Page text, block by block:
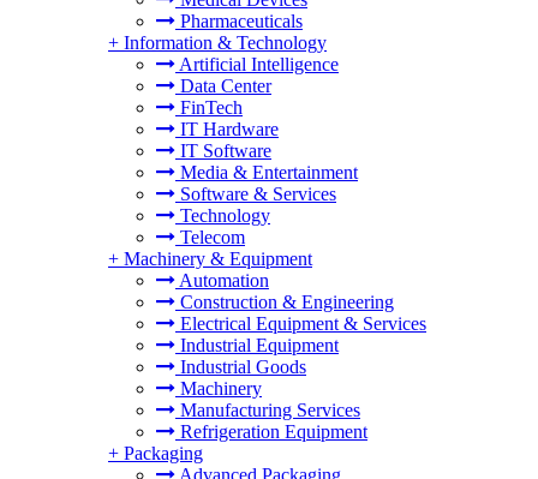
Pharmaceuticals
+ Information & Technology
Artificial Intelligence
Data Center
FinTech
IT Hardware
IT Software
Media & Entertainment
Software & Services
Technology
Telecom
+ Machinery & Equipment
Automation
Construction & Engineering
Electrical Equipment & Services
Industrial Equipment
Industrial Goods
Machinery
Manufacturing Services
Refrigeration Equipment
+ Packaging
Advanced Packaging